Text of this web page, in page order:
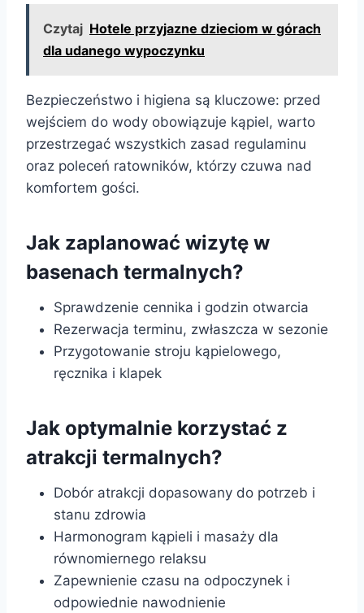
Czytaj Hotele przyjazne dzieciom w górach
dla udanego wypoczynku
Bezpieczeństwo i higiena są kluczowe: przed
wejściem do wody obowiązuje kąpiel, warto
przestrzegać wszystkich zasad regulaminu
oraz poleceń ratowników, którzy czuwa nad
komfortem gości.
Jak zaplanować wizytę w
basenach termalnych?
Sprawdzenie cennika i godzin otwarcia
Rezerwacja terminu, zwłaszcza w sezonie
Przygotowanie stroju kąpielowego,
ręcznika i klapek
Jak optymalnie korzystać z
atrakcji termalnych?
Dobór atrakcji dopasowany do potrzeb i
stanu zdrowia
Harmonogram kąpieli i masaży dla
równomiernego relaksu
Zapewnienie czasu na odpoczynek i
odpowiednie nawodnienie